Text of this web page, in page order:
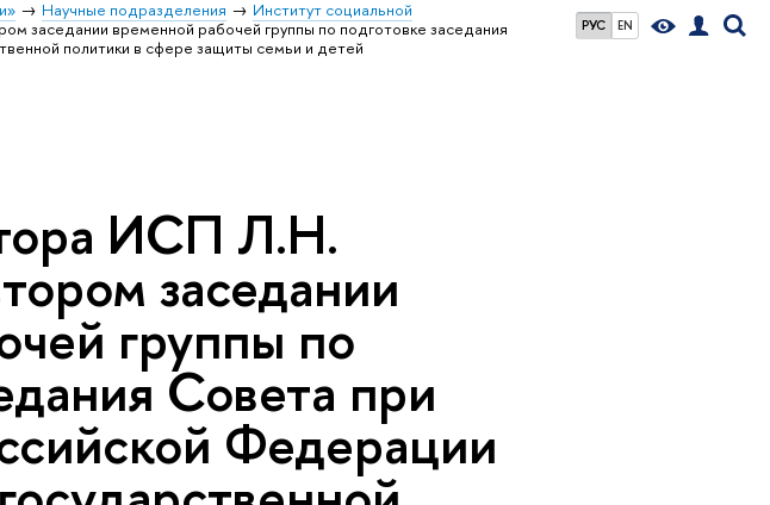
РУС EN
Научные подразделения
Институт социальной
заседании временной рабочей группы по подготовке заседания
политики в сфере защиты семьи и детей
ИСП Л.Н.
заседании
группы по
Совета при
Федерации